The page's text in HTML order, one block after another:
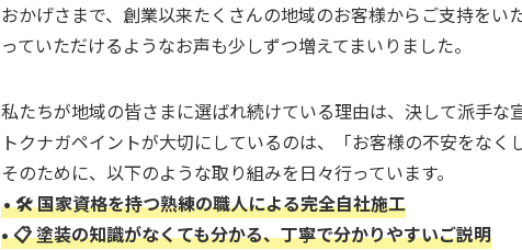
おかげさまで、創業以来たくさんの地域のお客様からご支持を
っていただけるようなお声も少しずつ増えてまいりました。
私たちが地域の皆さまに選ばれ続けている理由は、決して派手な
トクナガペイントが大切にしているのは、「お客様の不安をなく
そのために、以下のような取り組みを日々行っています。
• 🛠 国家資格を持つ熟練の職人による完全自社施工
• 📋 塗装の知識がなくても分かる、丁寧で分かりやすいご説明